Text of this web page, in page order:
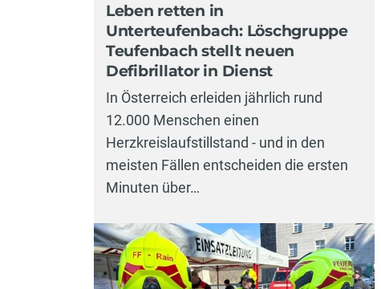
Leben retten in
Unterteufenbach: Löschgruppe
Teufenbach stellt neuen
Defibrillator in Dienst
In Österreich erleiden jährlich rund
12.000 Menschen einen
Herzkreislaufstillstand - und in den
meisten Fällen entscheiden die ersten
Minuten über…